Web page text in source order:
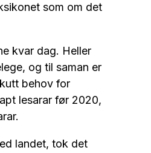
som om det
kvar dag. Heller
og til saman er
behov for
lesarar før 2020,
landet, tok det